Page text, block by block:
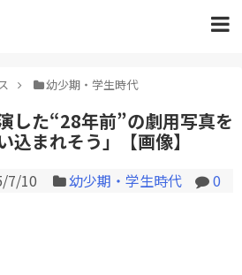
幼少期・学生時代
した“28年前”の劇用写真を
込まれそう」【画像】
7/10 幼少期・学生時代 0